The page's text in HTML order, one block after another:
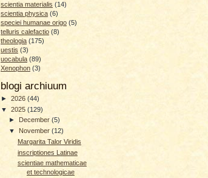
scientia materialis (14)
scientia physica (6)
speciei humanae origo (5)
telluris calefactio (8)
theologia (175)
uestis (3)
uocabula (89)
Xenophon (3)
blogi archiuum
► 2026 (44)
▼ 2025 (129)
►
December(5)
▼ November(12)
Margarita Talor Viridis
inscriptiones Latinae
scientiae mathematicae
et technologicae